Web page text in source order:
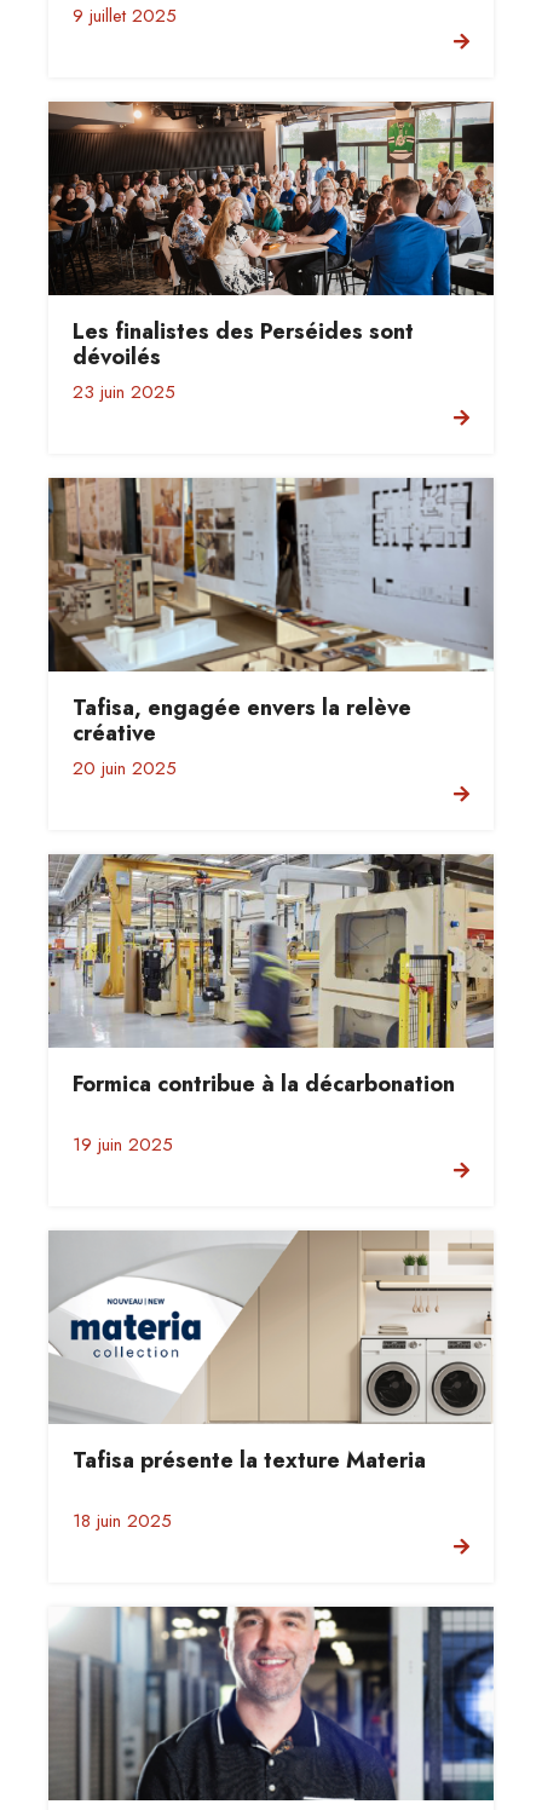
9 juillet 2025
Les finalistes des Perséides sont
dévoilés
23 juin 2025
Tafisa, engagée envers la relève
créative
20 juin 2025
Formica contribue à la décarbonation
19 juin 2025
Tafisa présente la texture Materia
18 juin 2025